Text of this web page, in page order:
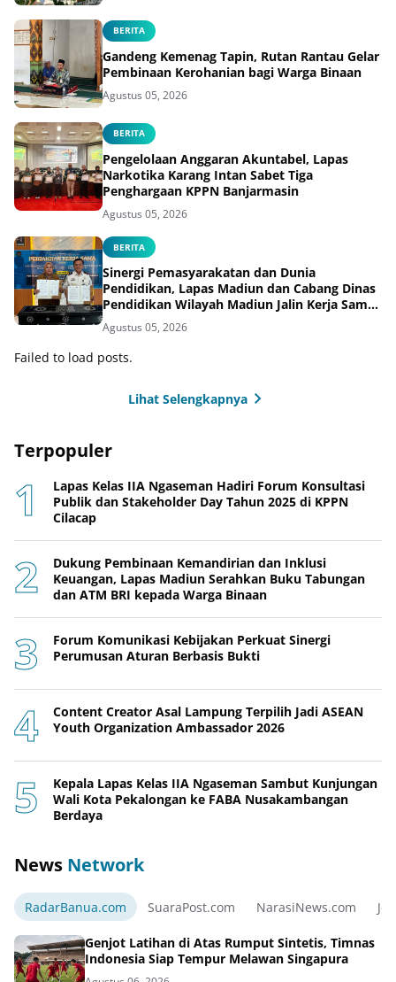
BERITA
Gandeng Kemenag Tapin, Rutan Rantau Gelar
Pembinaan Kerohanian bagi Warga Binaan
Agustus 05, 2026
BERITA
Pengelolaan Anggaran Akuntabel, Lapas
Narkotika Karang Intan Sabet Tiga
Penghargaan KPPN Banjarmasin
Agustus 05, 2026
BERITA
Sinergi Pemasyarakatan dan Dunia
Pendidikan, Lapas Madiun dan Cabang Dinas
Pendidikan Wilayah Madiun Jalin Kerja Sama
Pendidikan Vokasi Teknik Instalasi Tenaga
Listrik bagi Warga Binaan
Agustus 05, 2026
Failed to load posts.
Lihat Selengkapnya
Terpopuler
Lapas Kelas IIA Ngaseman Hadiri Forum Konsultasi
Publik dan Stakeholder Day Tahun 2025 di KPPN
Cilacap
Dukung Pembinaan Kemandirian dan Inklusi
Keuangan, Lapas Madiun Serahkan Buku Tabungan
dan ATM BRI kepada Warga Binaan
Forum Komunikasi Kebijakan Perkuat Sinergi
Perumusan Aturan Berbasis Bukti
Content Creator Asal Lampung Terpilih Jadi ASEAN
Youth Organization Ambassador 2026
Kepala Lapas Kelas IIA Ngaseman Sambut Kunjungan
Wali Kota Pekalongan ke FABA Nusakambangan
Berdaya
News Network
RadarBanua.com SuaraPost.com NarasiNews.com
Genjot Latihan di Atas Rumput Sintetis, Timnas
Indonesia Siap Tempur Melawan Singapura